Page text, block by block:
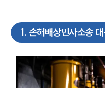
1. 손해배상민사소송